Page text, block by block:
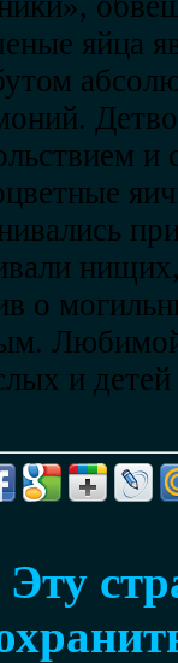
яйца
и
о
Любимой
и
Эту